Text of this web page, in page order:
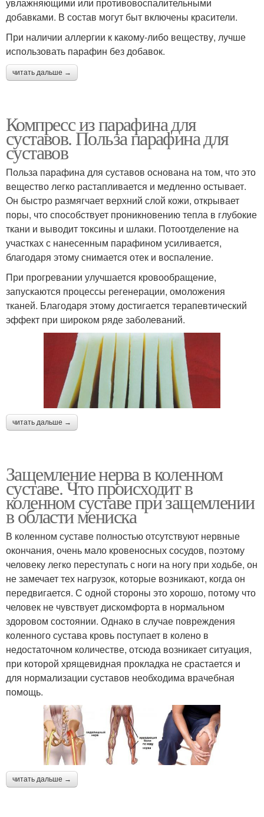
добавками. В состав могут быт включены красители.
При наличии аллергии к какому-либо веществу, лучше
использовать парафин без добавок.
читать дальше →
Компресс из парафина для
суставов. Польза парафина для
суставов
Польза парафина для суставов основана на том, что это
вещество легко растапливается и медленно остывает.
Он быстро размягчает верхний слой кожи, открывает
поры, что способствует проникновению тепла в глубокие
ткани и выводит токсины и шлаки. Потоотделение на
участках с нанесенным парафином усиливается,
благодаря этому снимается отек и воспаление.
При прогревании улучшается кровообращение,
запускаются процессы регенерации, омоложения
тканей. Благодаря этому достигается терапевтический
эффект при широком ряде заболеваний.
читать дальше →
Защемление нерва в коленном
суставе. Что происходит в
коленном суставе при защемлении
в области мениска
В коленном суставе полностью отсутствуют нервные
окончания, очень мало кровеносных сосудов, поэтому
человеку легко переступать с ноги на ногу при ходьбе, он
не замечает тех нагрузок, которые возникают, когда он
передвигается. С одной стороны это хорошо, потому что
человек не чувствует дискомфорта в нормальном
здоровом состоянии. Однако в случае повреждения
коленного сустава кровь поступает в колено в
недостаточном количестве, отсюда возникает ситуация,
при которой хрящевидная прокладка не срастается и
для нормализации суставов необходима врачебная
помощь.
читать дальше →